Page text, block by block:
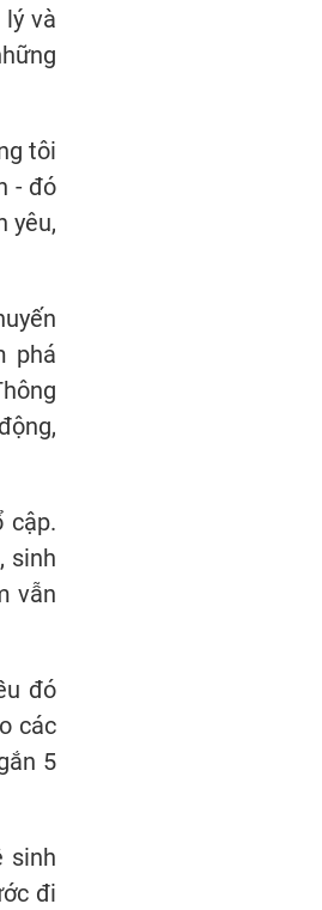
và
tôi
- đó
yêu,
phá
cập.
sinh
vẫn
đó
các
5
sinh
đi